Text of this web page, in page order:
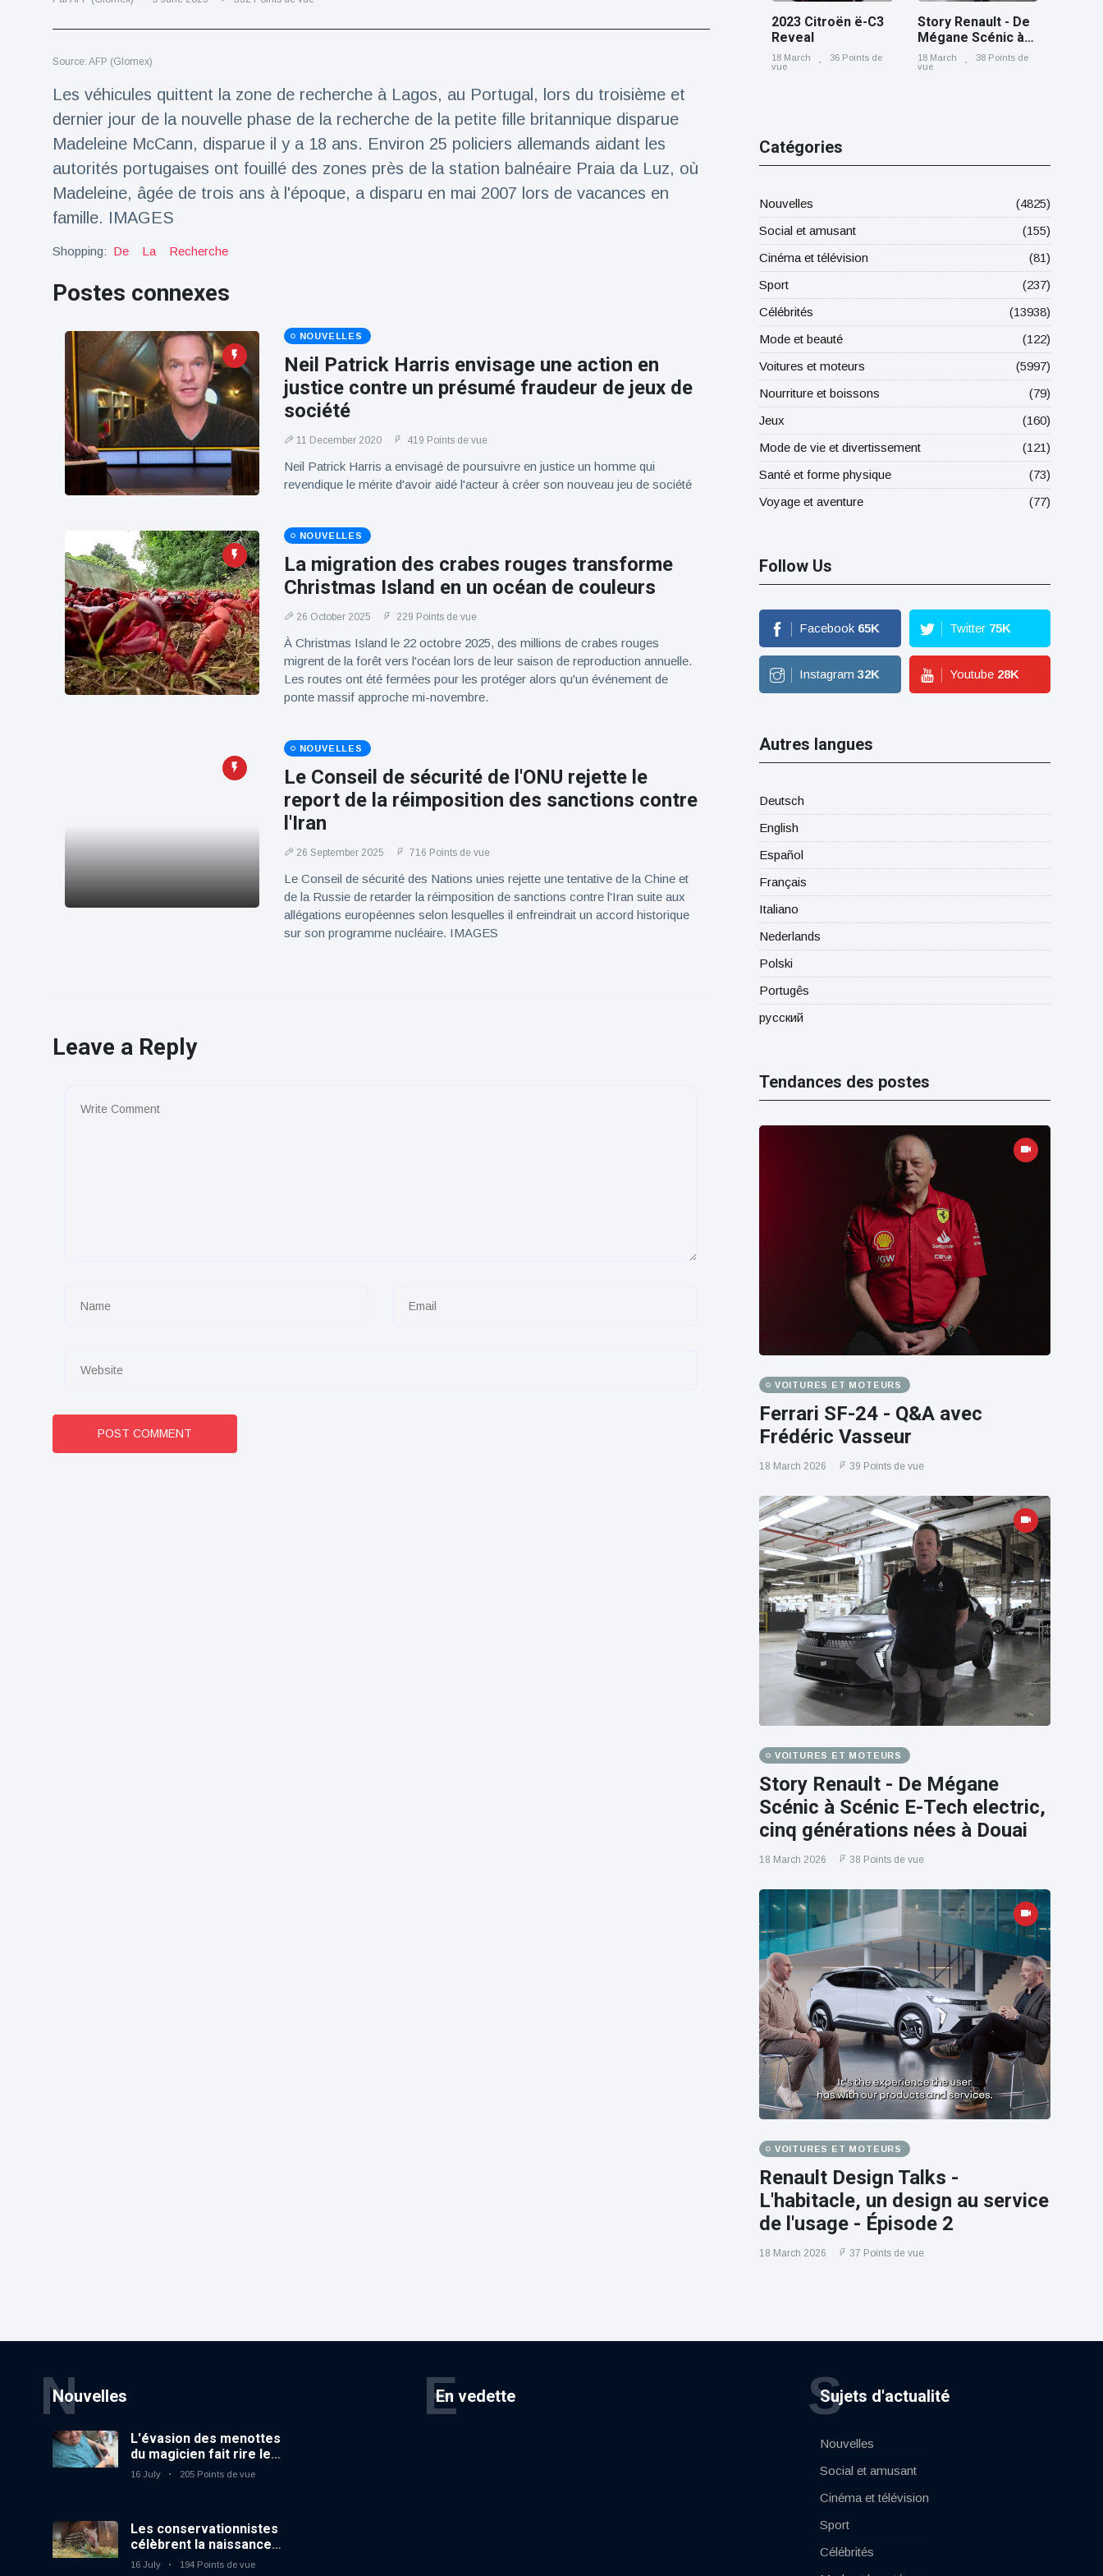
Voyage et aventure
(77)
Dernières nouvelles
2023 Citroën
ë-C3 Reveal
18 March
36
Points de vue
Ferrari SP-8 -
dérivé de la
le dernier
One-Off de
18 March
23
Emeya, sa
première
Hyper-GT
100électrique
18 March
23
Points de vue
Source: AFP (Glomex)
Les véhicules quittent la zone de recherche à Lagos, au Portugal, lors du troisième et
dernier jour de la nouvelle phase de la recherche de la petite fille britannique disparue
Madeleine McCann, disparue il y a 18 ans. Environ 25 policiers allemands aidant les
autorités portugaises ont fouillé des zones près de la station balnéaire Praia da Luz, où
Madeleine, âgée de trois ans à l'époque, a disparu en mai 2007 lors de vacances en
famille. IMAGES
Shopping: De La Recherche
Postes connexes
NOUVELLES
Neil Patrick Harris envisage une action en
justice contre un présumé fraudeur de jeux de
société
11 December 2020 419 Points de vue
Neil Patrick Harris a envisagé de poursuivre en justice un homme qui
revendique le mérite d'avoir aidé l'acteur à créer son nouveau jeu de société
NOUVELLES
La migration des crabes rouges transforme
Christmas Island en un océan de couleurs
26 October 2025 229 Points de vue
À Christmas Island le 22 octobre 2025, des millions de crabes rouges
migrent de la forêt vers l'océan lors de leur saison de reproduction annuelle.
Les routes ont été fermées pour les protéger alors qu'un événement de
ponte massif approche mi-novembre.
NOUVELLES
Le Conseil de sécurité de l'ONU rejette le
report de la réimposition des sanctions contre
l'Iran
26 September 2025 716 Points de vue
Le Conseil de sécurité des Nations unies rejette une tentative de la Chine et
de la Russie de retarder la réimposition de sanctions contre l'Iran suite aux
allégations européennes selon lesquelles il enfreindrait un accord historique
sur son programme nucléaire. IMAGES
Leave a Reply
POST COMMENT
2023 Citroën ë-C3
Reveal
18 March
36 Points de
vue
Story Renault - De
Mégane Scénic à
Scénic E-Tech
electric, cinq
18 March
38 Points de
vue
Catégories
Nouvelles
(4825)
Social et amusant
(155)
Cinéma et télévision
(81)
Sport
(237)
Célébrités
(13938)
Mode et beauté
(122)
Voitures et moteurs
(5997)
Nourriture et boissons
(79)
Jeux
(160)
Mode de vie et divertissement
(121)
Santé et forme physique
(73)
Voyage et aventure
(77)
Follow Us
Facebook 65K Twitter 75K
Instagram 32K Youtube 28K
Autres langues
Deutsch
English
Español
Français
Italiano
Nederlands
Polski
Portugês
русский
Tendances des postes
VOITURES ET MOTEURS
Ferrari SF-24 - Q&A avec
Frédéric Vasseur
18 March 2026 39 Points de vue
VOITURES ET MOTEURS
Story Renault - De Mégane
Scénic à Scénic E-Tech electric,
cinq générations nées à Douai
18 March 2026 38 Points de vue
VOITURES ET MOTEURS
Renault Design Talks -
L'habitacle, un design au service
de l'usage - Épisode 2
18 March 2026 37 Points de vue
Nouvelles
N
L'évasion des menottes
du magicien fait rire le
public
16 July 205 Points de vue
Les conservationnistes
célèbrent la naissance
du premier tapir
16 July 194 Points de vue
En vedette
E Sujets d'actualité
S
Nouvelles
Social et amusant
Cinéma et télévision
Sport
Célébrités